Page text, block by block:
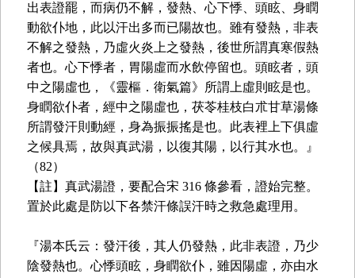
出表證罷，而病仍不解，發熱、心下悸、頭眩、身瞤
動欲仆地，此以汗出多而已陽故也。雖有發熱，非表
不解之發熱，乃虛火炎上之發熱，後世所謂真寒假熱
者也。心下悸者，胃陽虛而水飲停留也。頭眩者，頭
中之陽虛也，《靈樞．衛氣篇》所謂上虛則眩是也。
身瞤欲仆者，經中之陽虛也，茯苓桂枝白朮甘草湯條
所謂發汗則動經，身為振振搖是也。此表裡上下俱虛
之候具焉，故與真武湯，以復其陽，以行其水也。』
（82）
【註】真武湯證，要配合宋 316 條參看，證始完整。
置於此處是防以下各禁汗條誤汗時之救急處理用。
『湯本氏云：發汗後，其人仍發熱，此非表證，乃少
陰發熱也。心悸頭眩，身瞤欲仆，雖因陽虛，亦由水